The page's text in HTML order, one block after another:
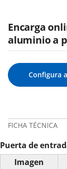
Encarga
aluminio a
Configura
FICHA TÉCNICA
Puerta de
Imagen